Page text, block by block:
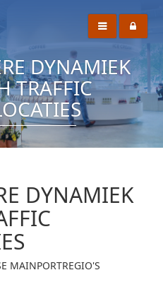
DYNAMIEK
TRAFFIC
DYNAMIEK
MAINPORTREGIO'S